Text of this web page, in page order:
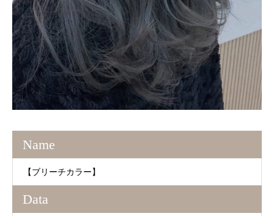
Name
【ブリーチカラー】
Data